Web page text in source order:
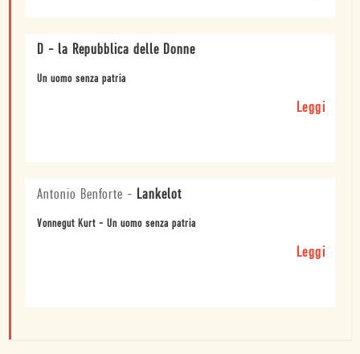
D - la Repubblica delle Donne
Un uomo senza patria
Leggi
Antonio Benforte - Lankelot
Vonnegut Kurt - Un uomo senza patria
Leggi